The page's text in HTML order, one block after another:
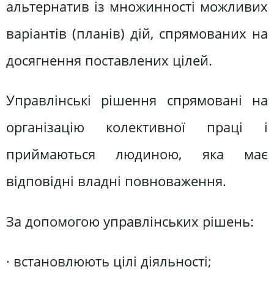
альтернатив із множинності можливих
варіантів (планів) дій, спрямованих на
досягнення поставлених цілей.
Управлінські рішення спрямовані на
організацію колективної праці і
приймаються людиною, яка має
відповідні владні повноваження.
За допомогою управлінських рішень:
· встановлюють цілі діяльності;